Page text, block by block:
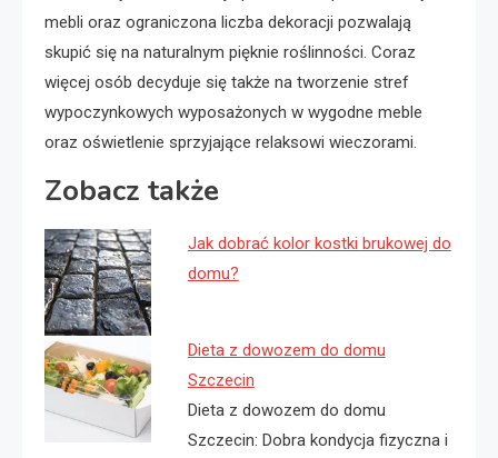
mebli oraz ograniczona liczba dekoracji pozwalają
skupić się na naturalnym pięknie roślinności. Coraz
więcej osób decyduje się także na tworzenie stref
wypoczynkowych wyposażonych w wygodne meble
oraz oświetlenie sprzyjające relaksowi wieczorami.
Zobacz także
Jak dobrać kolor kostki brukowej do
domu?
Dieta z dowozem do domu
Szczecin
Dieta z dowozem do domu
Szczecin: Dobra kondycja fizyczna i